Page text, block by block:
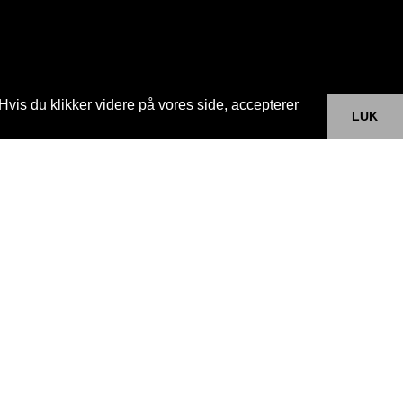
du klikker videre på vores side, accepterer
LUK